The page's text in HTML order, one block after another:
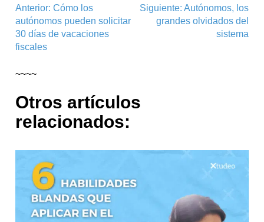
Navegación
de
entradas
Anterior: Cómo los
autónomos pueden solicitar
30 días de vacaciones
fiscales
Siguiente: Autónomos, los
grandes olvidados del
sistema
~~~~
Otros artículos
relacionados: